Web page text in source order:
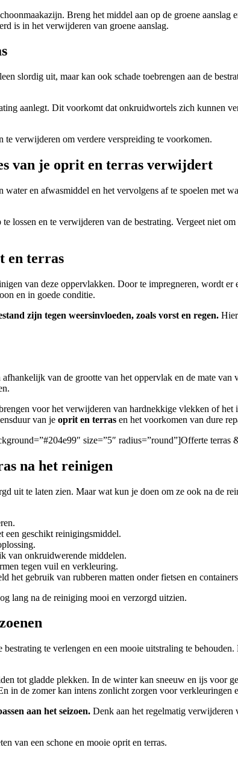
Breng het middel aan op de groene aanslag
is in het verwijderen van groene aanslag.
slordig uit, maar kan ook schade toebrengen aan de
aanlegt. Dit voorkomt dat onkruidwortels zich kunnen
te verwijderen om verdere verspreiding te voorkomen.
van je oprit en terras verwijdert
en afwasmiddel en het vervolgens af te spoelen met
lossen en te verwijderen van de bestrating. Vergeet niet om
en terras
van deze oppervlakken. Door te impregneren, wordt
en in goede conditie.
zijn tegen weersinvloeden, zoals vorst en regen.
van de grootte van het oppervlak en de mate
voor het verwijderen van hardnekkige vlekken of
van je oprit en terras en het voorkomen van dure
size=”5″ radius=”round”]Offerte
na het reinigen
uit te laten zien. Maar wat kun je doen om ze ook na de
een geschikt reinigingsmiddel.
van onkruidwerende middelen.
tegen vuil en verkleuring.
het gebruik van rubberen matten onder fietsen en
lang na de reiniging mooi en verzorgd uitzien.
te verlengen en een mooie uitstraling te
tot gladde plekken. In de winter kan sneeuw en ijs voor
in de zomer kan intens zonlicht zorgen voor verkleuringen
aan het seizoen. Denk aan het regelmatig verwijderen
van een schone en mooie oprit en terras.